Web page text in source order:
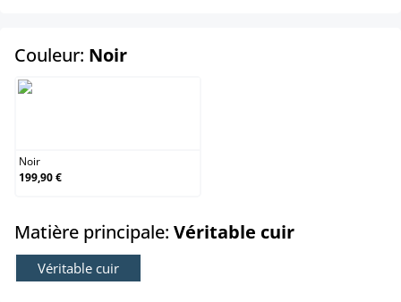
Couleur: Noirselect
Noir
199,90 €
Matière principale: Véritable cuirselect
Véritable cuir